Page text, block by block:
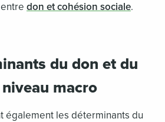
don et cohésion sociale.
du don et du
macro
également les déterminants du